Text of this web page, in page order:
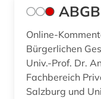
belgien (4)
beratung (1)
bericht (1)
Online-
Bürgerlichen
Univ.-Prof. Dr.
Fachbereich
Salzburg und